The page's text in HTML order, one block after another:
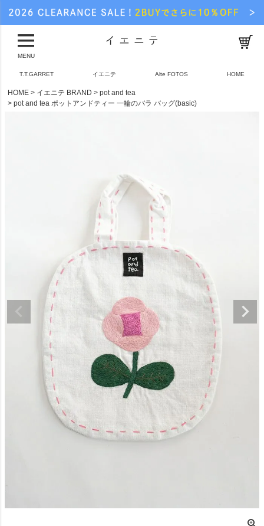
MENU
T.T.GARRET イエニテ Alte FOTOS HOME
HOME イエニテ BRAND
pot and tea
pot and tea ポットアンドティー 一輪のバラ バッグ(basic)